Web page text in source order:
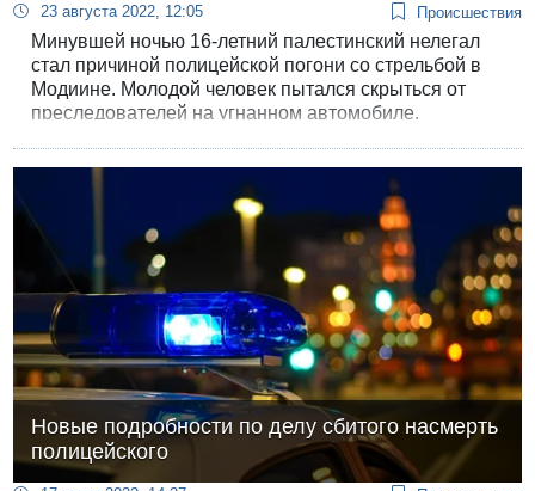
23 августа 2022, 12:05 Происшествия
Минувшей ночью 16-летний палестинский нелегал
стал причиной полицейской погони со стрельбой в
Модиине. Молодой человек пытался скрыться от
преследователей на угнанном автомобиле.
Новые подробности по делу сбитого насмерть
полицейского